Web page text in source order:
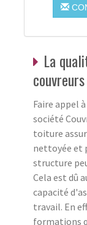
La
Faire appel
société
toiture
nettoyée et
structure
Cela est dû
capacité
travail. En
formations